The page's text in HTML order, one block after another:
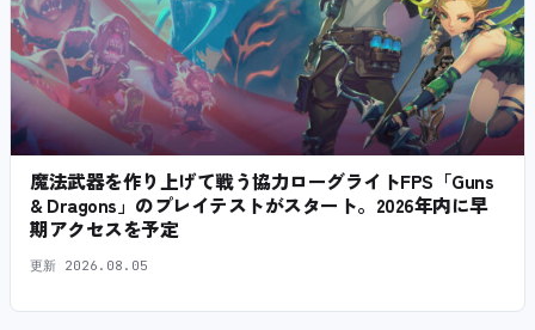
魔法武器を作り上げて戦う協力ローグライトFPS「Guns
& Dragons」のプレイテストがスタート。2026年内に早
期アクセスを予定
更新 2026.08.05